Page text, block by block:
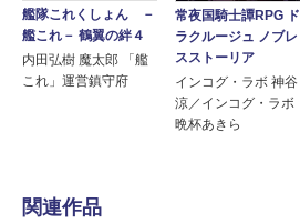
艦隊これくしょん －
艦これ－ 鶴翼の絆４
内田弘樹 魔太郎 「艦
これ」運営鎮守府
常夜国騎士譚RPG ド
ラクルージュ ノブレ
スストーリア
インコグ・ラボ 神谷
涼／インコグ・ラボ
晩杯あきら
関連作品